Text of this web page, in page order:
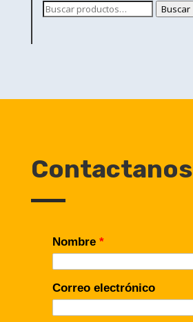
Buscar
Buscar
Contactanos
Nombre *
Correo electrónico